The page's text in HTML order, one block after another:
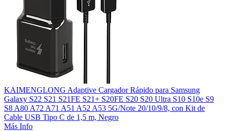
KAIMENGLONG Adaptive Cargador Rápido para Samsung
Galaxy S22 S21 S21FE S21+ S20FE S20 S20 Ultra S10 S10e S9
S8 A80 A72 A71 A51 A52 A53 5G/Note 20/10/9/8, con Kit de
Cable USB Tipo C de 1,5 m, Negro
Más Info